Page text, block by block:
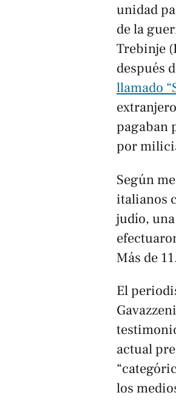
unidad
de la
Trebinje
después
llamado
pagaban
por
Según
italianos
judío,
Más de
El
actual
los